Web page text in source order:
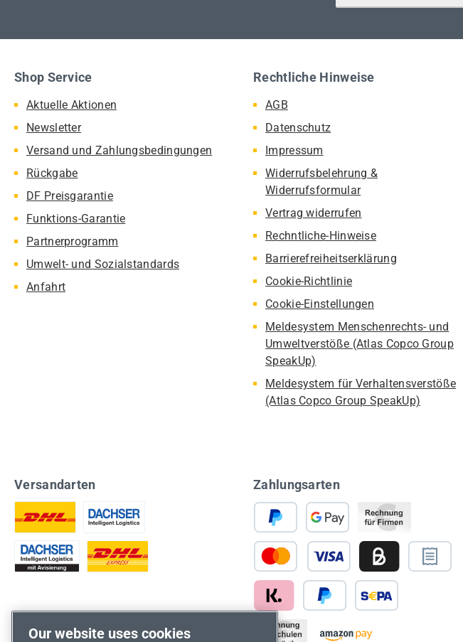
Shop Service
Aktuelle Aktionen
Newsletter
Versand und Zahlungsbedingungen
Rückgabe
DF Preisgarantie
Funktions-Garantie
Partnerprogramm
Umwelt- und Sozialstandards
Anfahrt
Rechtliche Hinweise
AGB
Datenschutz
Impressum
Widerrufsbelehrung &
Widerrufsformular
Vertrag widerrufen
Rechntliche-Hinweise
Barrierefreiheitserklärung
Cookie-Richtlinie
Cookie-Einstellungen
Meldesystem Menschenrechts- und
Umweltverstöße (Atlas Copco Group
SpeakUp)
Meldesystem für Verhaltensverstöße
(Atlas Copco Group SpeakUp)
Versandarten Zahlungsarten
Our website uses cookies